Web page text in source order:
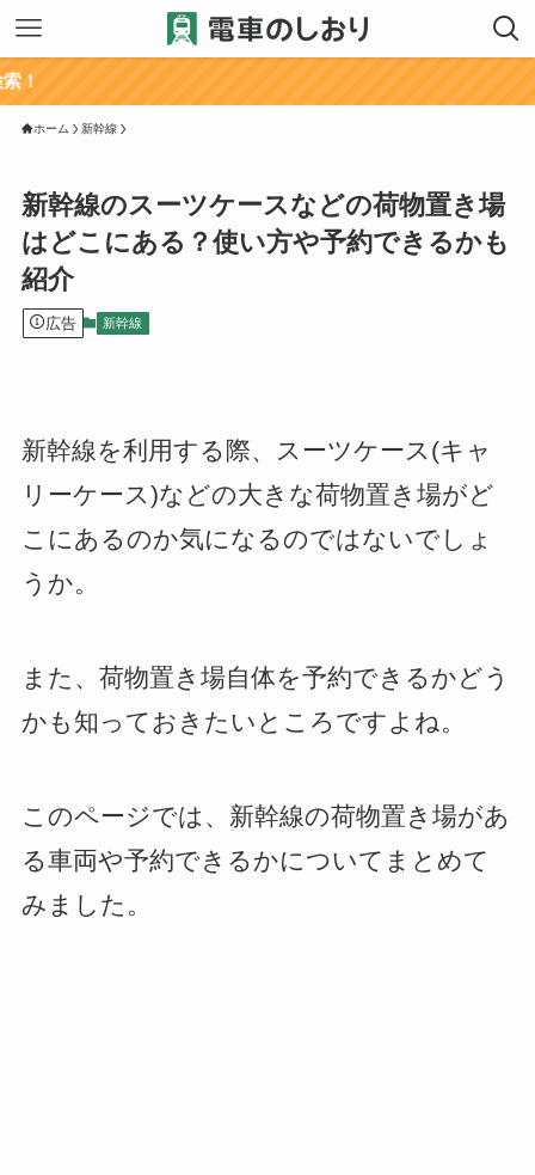
ホーム 新幹線
新幹線のスーツケースなどの荷物置き場
はどこにある？使い方や予約できるかも
紹介
広告 新幹線
新幹線を利用する際、スーツケース(キャ
リーケース)などの大きな荷物置き場がど
こにあるのか気になるのではないでしょ
うか。
また、荷物置き場自体を予約できるかどう
かも知っておきたいところですよね。
このページでは、新幹線の荷物置き場があ
る車両や予約できるかについてまとめて
みました。